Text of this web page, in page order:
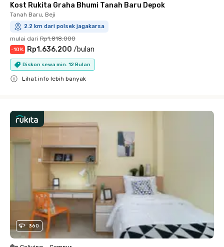
Kost Rukita Graha Bhumi Tanah Baru Depok
Tanah Baru, Beji
2.2 km dari polsek jagakarsa
mulai dari Rp1.818.000
-10% Rp1.636.200 /bulan
Diskon sewa min. 12 Bulan
Lihat info lebih banyak
360